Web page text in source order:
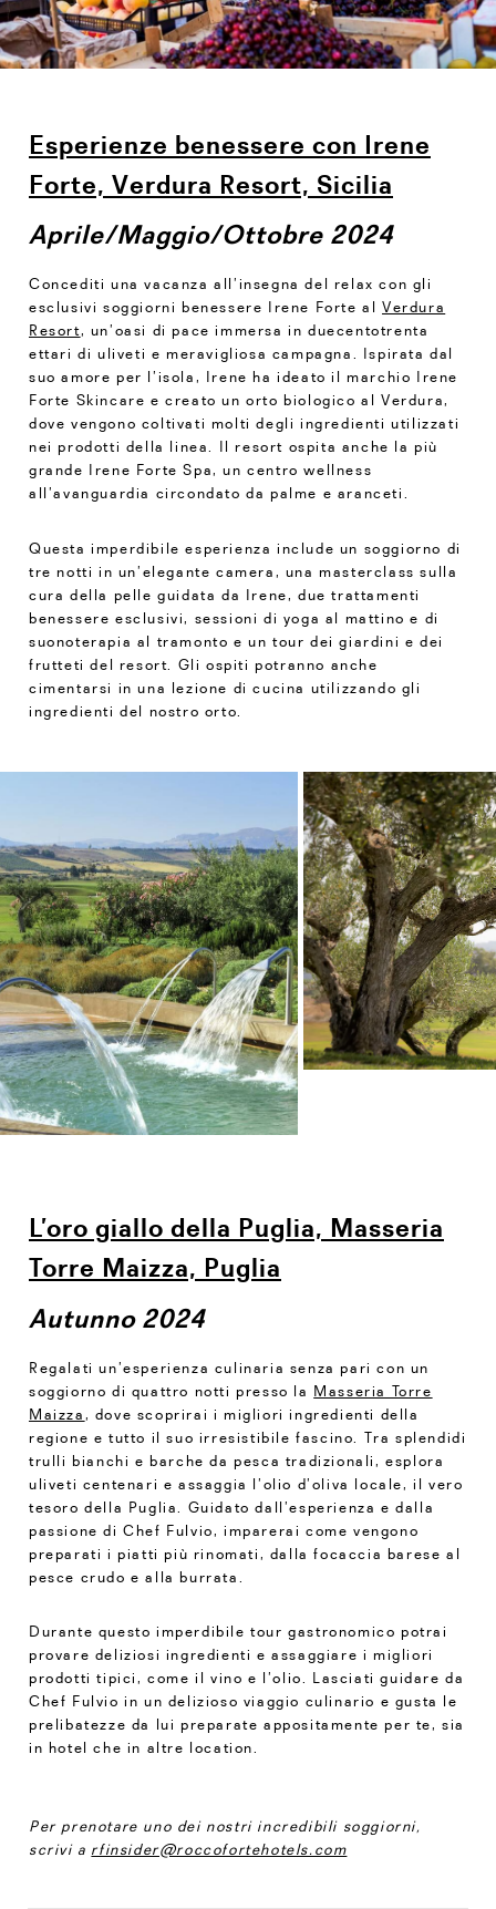
Esperienze benessere con Irene
Forte, Verdura Resort, Sicilia
Aprile/Maggio/Ottobre 2024
Concediti una vacanza all’insegna del relax con gli
esclusivi soggiorni benessere Irene Forte alVerdura
Resort, un’oasi di pace immersa in duecentotrenta
ettari di uliveti e meravigliosa campagna. Ispirata dal
suo amore per l’isola, Irene ha ideato il marchio Irene
Forte Skincare e creato un orto biologico al Verdura,
dove vengono coltivati molti degli ingredienti utilizzati
nei prodotti della linea. Il resort ospita anche la più
grande Irene Forte Spa, un centro wellness
all’avanguardia circondato da palme e aranceti.
Questa imperdibile esperienza include un soggiorno di
tre notti in un’elegante camera, una masterclass sulla
cura della pelle guidata da Irene, due trattamenti
benessere esclusivi, sessioni di yoga al mattino e di
suonoterapia al tramonto e un tour dei giardini e dei
frutteti del resort. Gli ospiti potranno anche
cimentarsi in una lezione di cucina utilizzando gli
ingredienti del nostro orto.
L’oro giallo della Puglia, Masseria
Torre Maizza, Puglia
Autunno 2024
Regalati un’esperienza culinaria senza pari con un
soggiorno di quattro notti presso la Masseria Torre
Maizza, dove scoprirai i migliori ingredienti della
regione e tutto il suo irresistibile fascino. Tra splendidi
trulli bianchi e barche da pesca tradizionali, esplora
uliveti centenari e assaggia l’olio d’oliva locale, il vero
tesoro della Puglia. Guidato dall’esperienza e dalla
passione di Chef Fulvio, imparerai come vengono
preparati i piatti più rinomati, dalla focaccia barese al
pesce crudo e alla burrata.
Durante questo imperdibile tour gastronomico potrai
provare deliziosi ingredienti e assaggiare i migliori
prodotti tipici, come il vino e l’olio. Lasciati guidare da
Chef Fulvio in un delizioso viaggio culinario e gusta le
prelibatezze da lui preparate appositamente per te, sia
in hotel che in altre location.
Per prenotare uno dei nostri incredibili soggiorni,
scrivi a rfinsider@roccofortehotels.com